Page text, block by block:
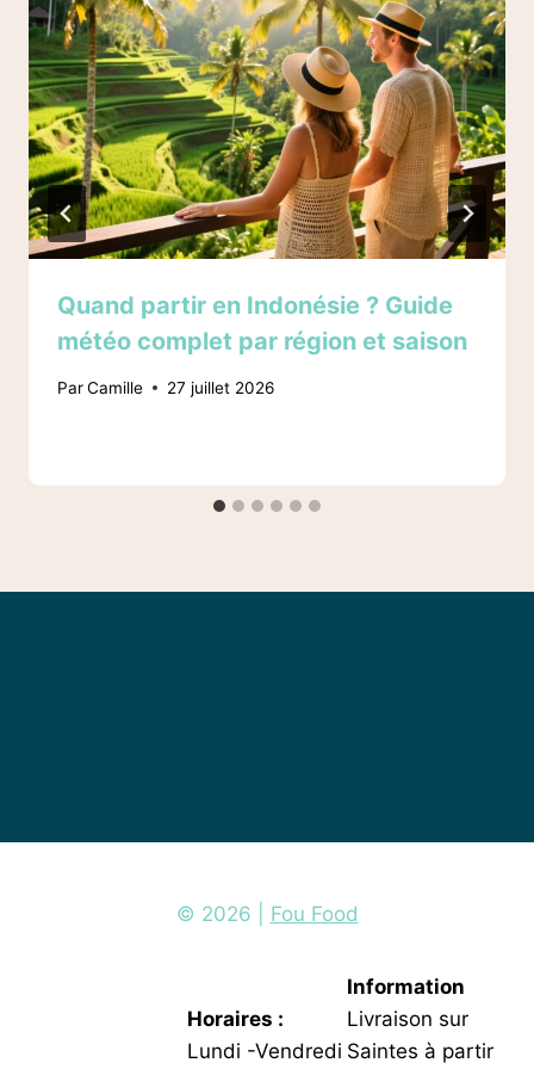
Quand partir en Indonésie ? Guide
météo complet par région et saison
ParCamille 27 juillet 2026
© 2026 | Fou Food
Horaires :
Lundi -Vendredi
Information
Livraison sur
Saintes à partir